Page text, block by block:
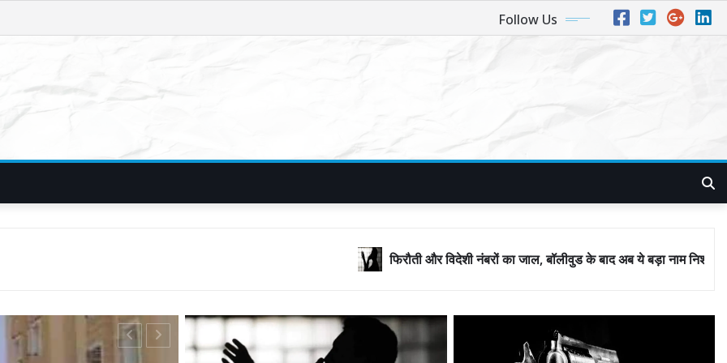
Follow Us
फिरौती और विदेशी नंबरों का जाल, बॉलीवुड के बाद अब ये बड़ा नाम निशाने पर! मुंबई जैसा ‘फिरौती